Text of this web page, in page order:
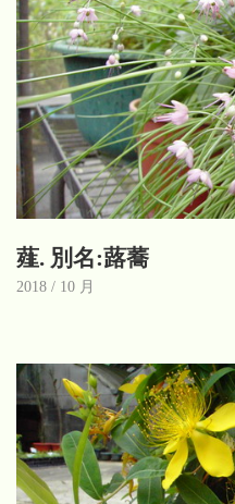
薤. 別名:蕗蕎
2018 / 10 月